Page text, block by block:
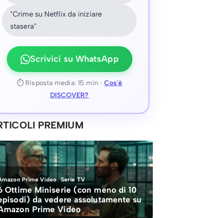
"Crime su Netflix da iniziare
stasera"
Scrivici su WhatsApp
⏱ Risposta media: 15 min · Cos'è
DISCOVER?
PREMIUM